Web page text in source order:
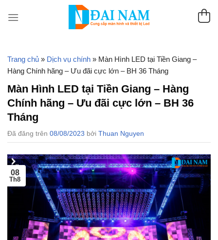
đến
Trang chủ » Dịch vụ chính » Màn Hình LED tại Tiền Giang –
Hàng Chính hãng – Ưu đãi cực lớn – BH 36 Tháng
Màn Hình LED tại Tiền Giang – Hàng
Chính hãng – Ưu đãi cực lớn – BH 36
Tháng
Đã đăng trên 08/08/2023 bởi Thuan Nguyen
08
Th8